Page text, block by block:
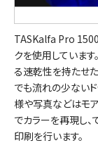
TASKalfa Pro
クを使用していま
る速乾性を持たせ
でも流れの少ないド
様や写真などはモ
でカラーを再現し、
印刷を行います。